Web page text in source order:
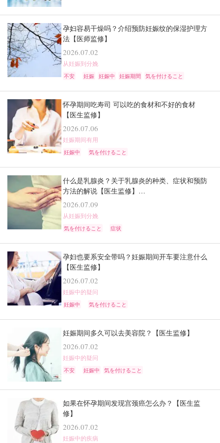
孕妇容易干燥吗？介绍预防妊娠纹的保湿护理方
法【医师监修】
2026.07.02
从妊娠到分娩
不安 妊娠 妊娠中 妊娠期間 気を付けること
怀孕期间吃寿司 可以吃的食材和不好的食材
【医生监修】
2026.07.06
妊娠期间有用
妊娠中 気を付けること
什么是乳腺炎？关于乳腺炎的种类、症状和预防
方法的解说【医生监修】…
2026.07.09
从妊娠到分娩
気を付けること 症状
孕妇也要系安全带吗？妊娠期间开车要注意什么
【医生监修】
2026.07.02
妊娠中的疑问
妊娠中 気を付けること
妊娠期间多久可以去美容院？【医生监修】
2026.07.02
妊娠中的疑问
不安 妊娠中 気を付けること
如果在怀孕期间发现宫颈癌怎么办？【医生监
修】
2026.07.02
妊娠中的疾病